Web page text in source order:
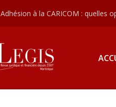
Adhésion à la CARICOM : quelles